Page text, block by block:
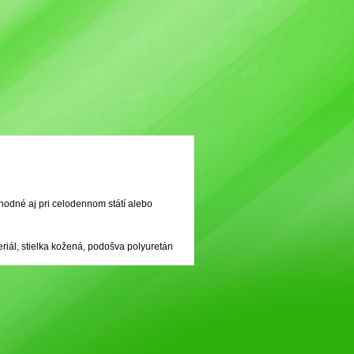
aj pri celodennom státí alebo
stielka kožená, podošva polyuretán